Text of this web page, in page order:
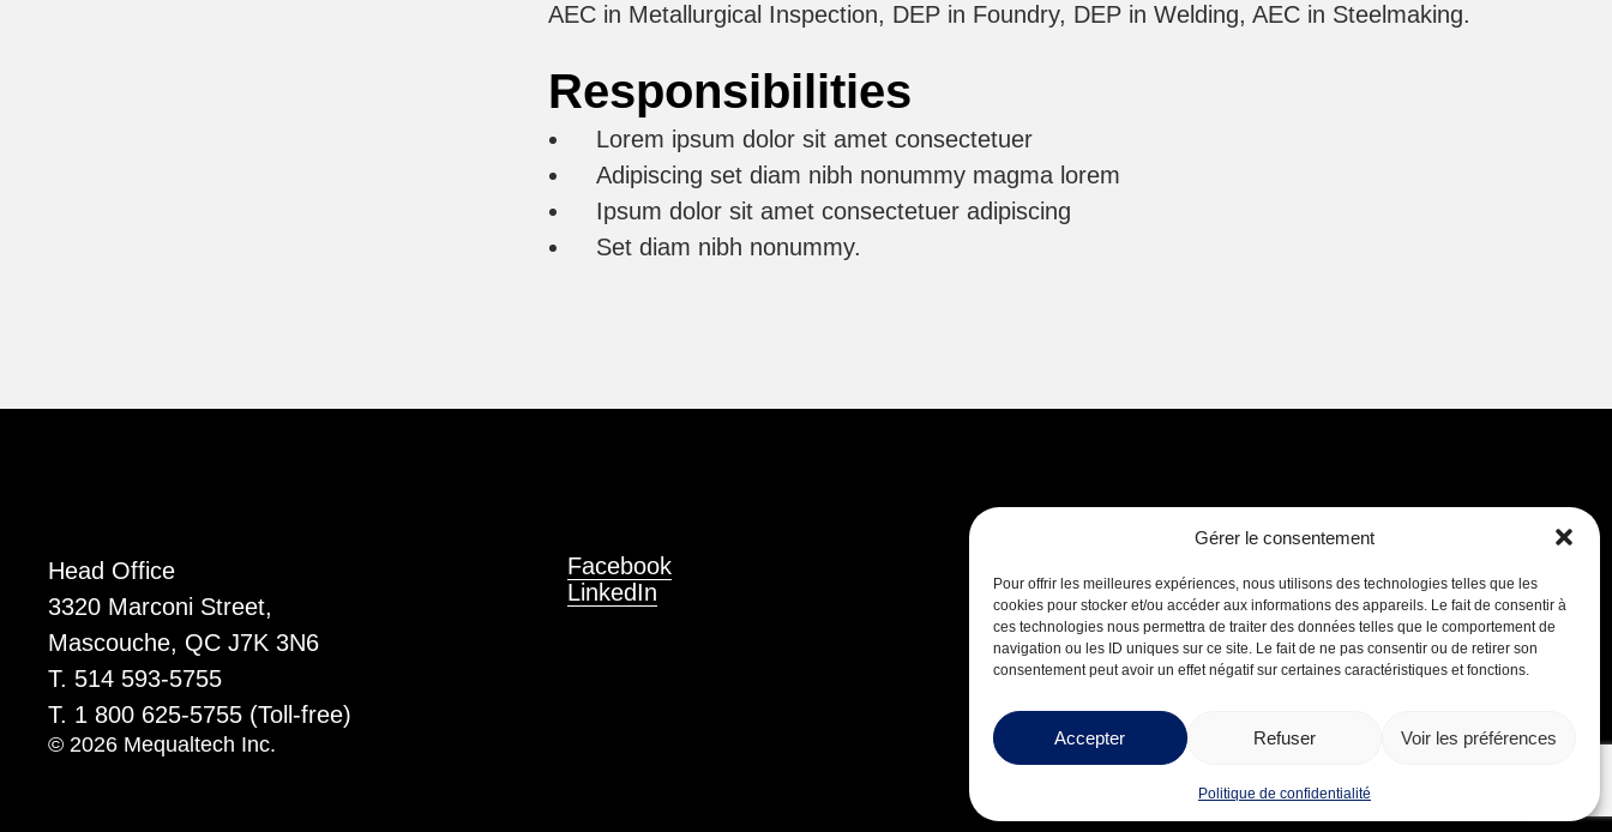
Gérer le consentement
Pour offrir les meilleures expériences, nous utilisons des technologies telles que les
cookies pour stocker et/ou accéder aux informations des appareils. Le fait de consentir à
ces technologies nous permettra de traiter des données telles que le comportement de
navigation ou les ID uniques sur ce site. Le fait de ne pas consentir ou de retirer son
consentement peut avoir un effet négatif sur certaines caractéristiques et fonctions.
Accepter Refuser Voir les préférences
Politique de confidentialité
AEC in Metallurgical Inspection, DEP in Foundry, DEP in Welding, AEC in Steelmaking.
Responsibilities
Lorem ipsum dolor sit amet consectetuer
Adipiscing set diam nibh nonummy magma lorem
Ipsum dolor sit amet consectetuer adipiscing
Set diam nibh nonummy.
Head Office
3320 Marconi Street,
Mascouche, QC J7K 3N6
T. 514 593-5755
T. 1 800 625-5755 (Toll-free)
Facebook
LinkedIn
© 2026 Mequaltech Inc. Design byBoréale